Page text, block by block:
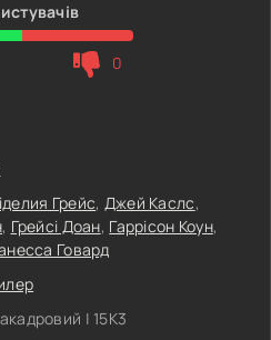
0
Грейс, Джей Каслс,
, Грейсі Доан, Гаррісон Коун,
Говард
| 15K3